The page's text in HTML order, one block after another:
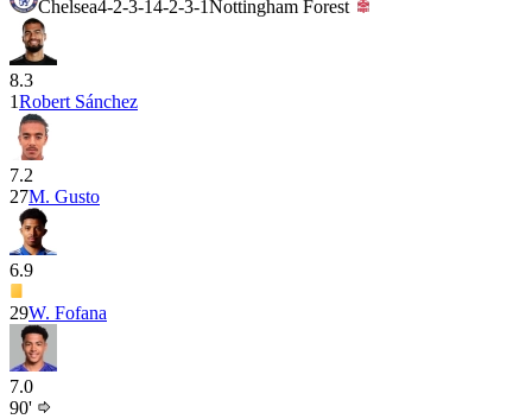
Chelsea4-2-3-14-2-3-1Nottingham Forest
8.3
1Robert Sánchez
7.2
27M. Gusto
6.9
29W. Fofana
7.0
90'